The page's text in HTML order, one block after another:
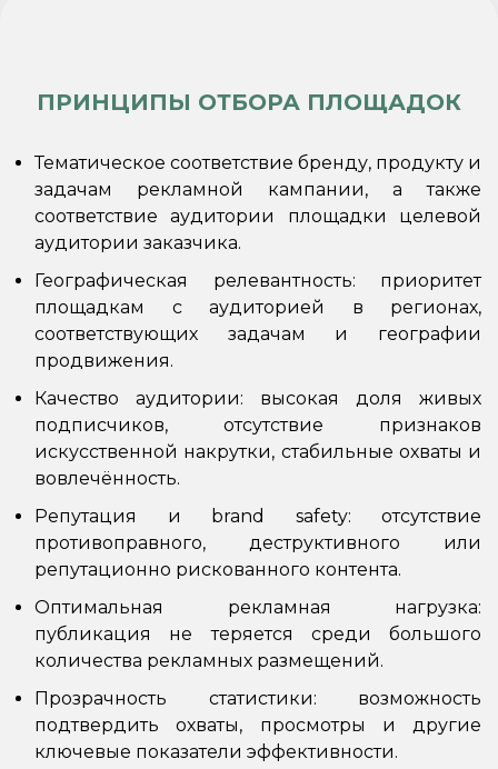
ПРИНЦИПЫ ОТБОРА ПЛОЩАДОК
Тематическое соответствие бренду, продукту и
задачам рекламной кампании, а также
соответствие аудитории площадки целевой
аудитории заказчика.
Географическая релевантность: приоритет
площадкам с аудиторией в регионах,
соответствующих задачам и географии
продвижения.
Качество аудитории: высокая доля живых
подписчиков, отсутствие признаков
искусственной накрутки, стабильные охваты и
вовлечённость.
Репутация и brand safety: отсутствие
противоправного, деструктивного или
репутационно рискованного контента.
Оптимальная рекламная нагрузка:
публикация не теряется среди большого
количества рекламных размещений.
Прозрачность статистики: возможность
подтвердить охваты, просмотры и другие
ключевые показатели эффективности.